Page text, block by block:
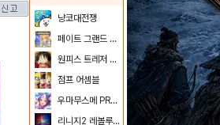
냥코대전쟁
페이트 그랜드 오더
원피스 트레저 크루즈
점프 어셈블
우마무스메 PRETTY DERBY
리니지2 레볼루션